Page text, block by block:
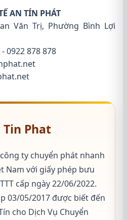
AN TÍN PHÁT
Văn Trị, Phường Bình Lợi
0922 878 878
Tin Phat
ty chuyển phát nhanh
Nam với giấy phép bưu
cấp ngày 22/06/2022.
03/05/2017 được biết đến
cho Dịch Vụ Chuyển